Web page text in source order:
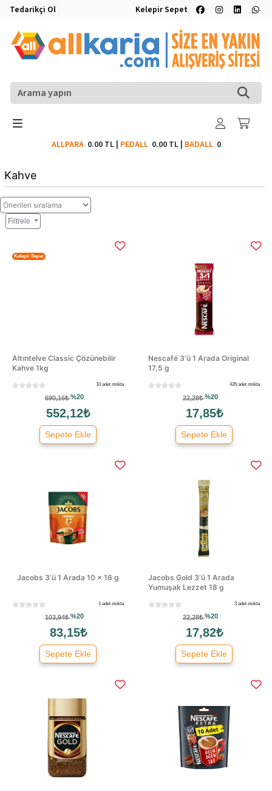
Tedarikçi Ol Kelepir Sepet
ALLPARA 0.00 TL| PEDALL 0.00 TL| BADALL0
Kahve
Filtrele
Altıntelve Classic Çözünebilir
Kahve 1kg
Kelepir Sepet
10 adet stokta
690,16₺%20
552,12₺
Sepete Ekle
Nescafé 3’ü 1 Arada Original
17,5 g
426 adet stokta
22,28₺%20
17,85₺
Sepete Ekle
Jacobs 3’ü 1 Arada 10 × 16 g
1 adet stokta
103,94₺%20
83,15₺
Sepete Ekle
Jacobs Gold 3’ü 1 Arada
Yumuşak Lezzet 18 g
3 adet stokta
22,28₺%20
17,82₺
Sepete Ekle